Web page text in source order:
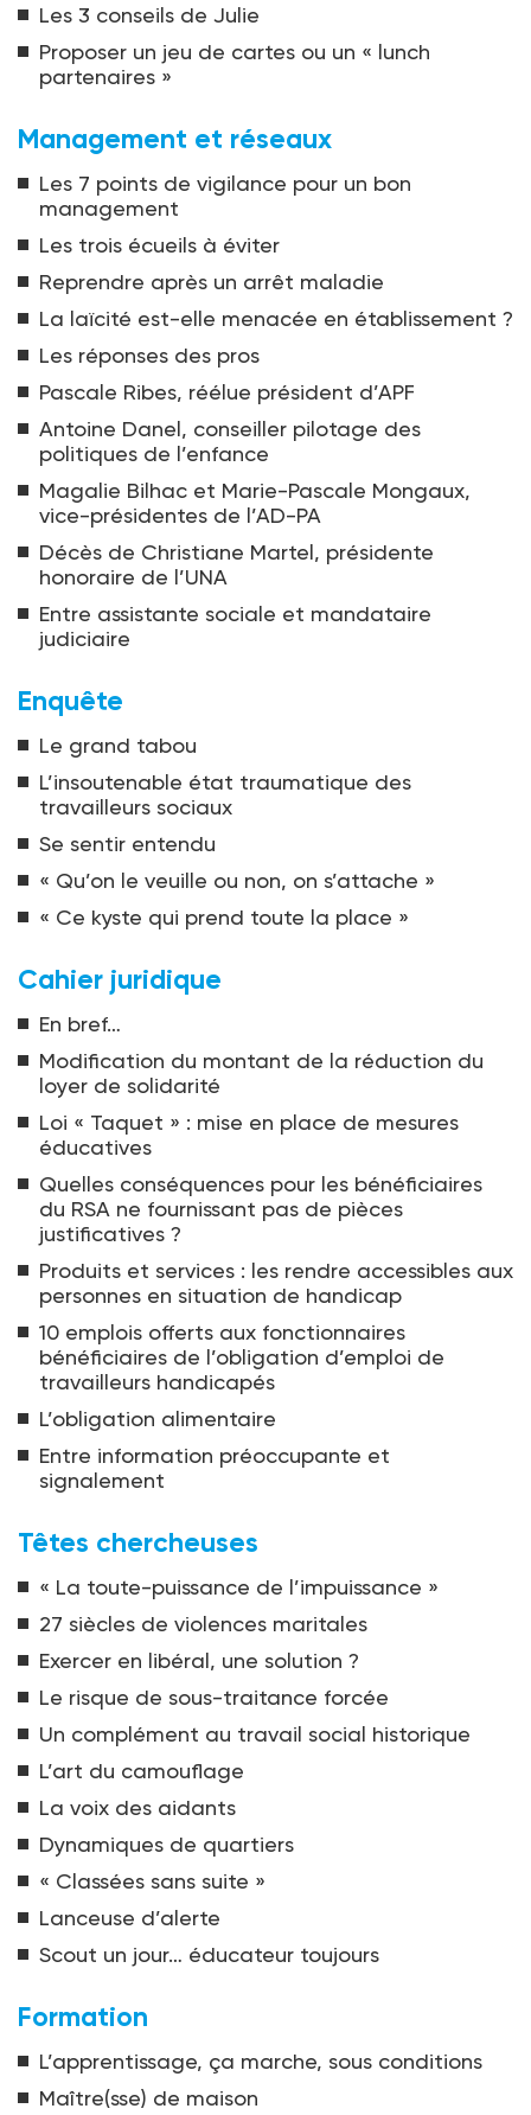
Les 3 conseils de Julie
Proposer un jeu de cartes ou un « lunch
partenaires »
Management et réseaux
Les 7 points de vigilance pour un bon
management
Les trois écueils à éviter
Reprendre après un arrêt maladie
La laïcité est-elle menacée en établissement ?
Les réponses des pros
Pascale Ribes, réélue président d’APF
Antoine Danel, conseiller pilotage des
politiques de l’enfance
Magalie Bilhac et Marie-Pascale Mongaux,
vice-présidentes de l’AD-PA
Décès de Christiane Martel, présidente
honoraire de l’UNA
Entre assistante sociale et mandataire
judiciaire
Enquête
Le grand tabou
L’insoutenable état traumatique des
travailleurs sociaux
Se sentir entendu
« Qu’on le veuille ou non, on s’attache »
« Ce kyste qui prend toute la place »
Cahier juridique
En bref…
Modification du montant de la réduction du
loyer de solidarité
Loi « Taquet » : mise en place de mesures
éducatives
Quelles conséquences pour les bénéficiaires
du RSA ne fournissant pas de pièces
justificatives ?
Produits et services : les rendre accessibles aux
personnes en situation de handicap
10 emplois offerts aux fonctionnaires
bénéficiaires de l’obligation d’emploi de
travailleurs handicapés
L’obligation alimentaire
Entre information préoccupante et
signalement
Têtes chercheuses
« La toute-puissance de l’impuissance »
27 siècles de violences maritales
Exercer en libéral, une solution ?
Le risque de sous-traitance forcée
Un complément au travail social historique
L’art du camouflage
La voix des aidants
Dynamiques de quartiers
« Classées sans suite »
Lanceuse d’alerte
Scout un jour… éducateur toujours
Formation
L’apprentissage, ça marche, sous conditions
Maître(sse) de maison